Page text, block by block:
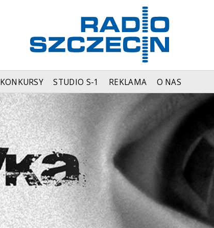
KONKURSY STUDIO S-1 REKLAMA O NAS